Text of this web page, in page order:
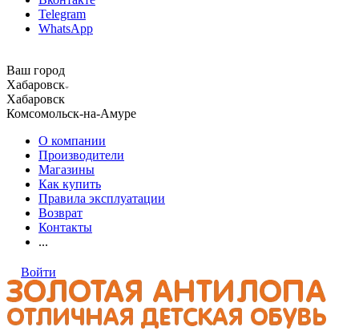
Telegram
WhatsApp
Ваш город
Хабаровск
Хабаровск
Комсомольск-на-Амуре
О компании
Производители
Магазины
Как купить
Правила эксплуатации
Возврат
Контакты
...
Войти